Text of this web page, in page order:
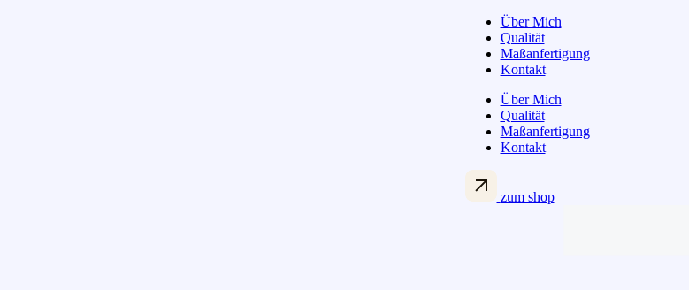
Über Mich
Qualität
Maßanfertigung
Kontakt
Über Mich
Qualität
Maßanfertigung
Kontakt
zum shop